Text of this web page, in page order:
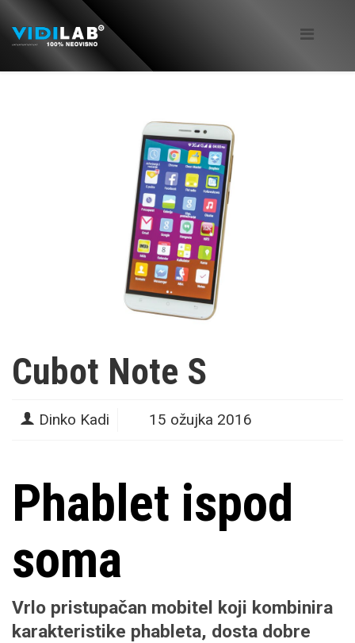
Cubot Note S
Dinko Kadi 15 ožujka 2016
Phablet ispod
soma
Vrlo pristupačan mobitel koji kombinira
karakteristike phableta, dosta dobre